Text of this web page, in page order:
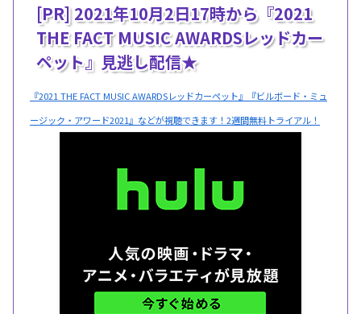
[PR] 2021年10月2日17時から『2021
THE FACT MUSIC AWARDSレッドカー
ペット』見逃し配信★
『2021 THE FACT MUSIC AWARDSレッドカーペット』『ビルボード・ミュ
ージック・アワード2021』などが視聴できます！2週間無料トライアル！